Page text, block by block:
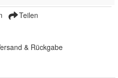
Teilen
& Rückgabe